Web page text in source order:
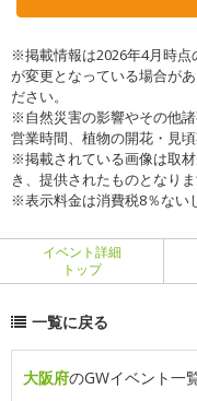
※掲載情報は2026年4月時点
が変更となっている場合が
ださい。
※自然災害の影響やその他
営業時間、植物の開花・見
※掲載されている画像は取
き、提供されたものとなり
※表示料金は消費税8％ない
イベント詳細
トップ
一覧に戻る
大阪府のGWイベント一